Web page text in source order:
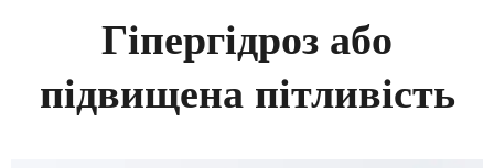
Гіпергідроз або
підвищена пітливість